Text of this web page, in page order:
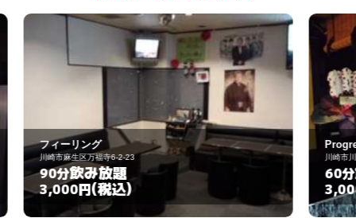
Progress (プログレス)
川崎市川崎区砂子2-8-10
60分飲み放題
3,000円(税込)